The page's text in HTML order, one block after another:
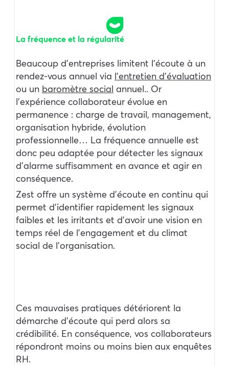
La fréquence et la régularité
Beaucoup d’entreprises limitent l’écoute à un
rendez-vous annuel via l’entretien d’évaluation
ou un baromètre social annuel.. Or
l’expérience collaborateur évolue en
permanence : charge de travail, management,
organisation hybride, évolution
professionnelle… La fréquence annuelle est
donc peu adaptée pour détecter les signaux
d’alarme suffisamment en avance et agir en
conséquence.
Zest offre un système d’écoute en continu qui
permet d’identifier rapidement les signaux
faibles et les irritants et d’avoir une vision en
temps réel de l’engagement et du climat
social de l’organisation.
Ces mauvaises pratiques détériorent la
démarche d’écoute qui perd alors sa
crédibilité. En conséquence, vos collaborateurs
répondront moins ou moins bien aux enquêtes
RH.